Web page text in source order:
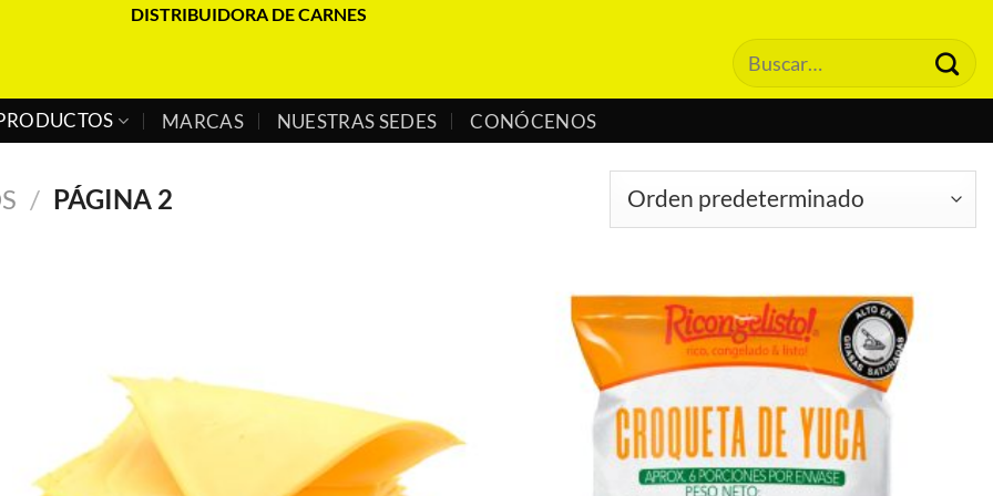
DISTRIBUIDORA DE CARNES
Buscar
por:
MARCAS NUESTRAS SEDES CONÓCENOS
/ PÁGINA 2